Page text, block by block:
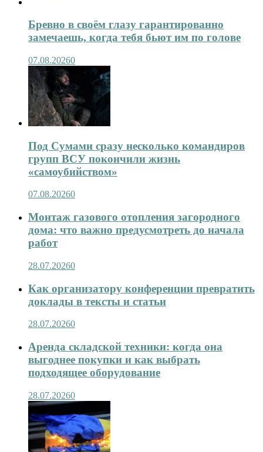
Бревно в своём глазу гарантированно
замечаешь, когда тебя бьют им по голове
07.08.20260
Под Сумами сразу несколько командиров
групп ВСУ покончили жизнь
«самоубийством»
07.08.20260
Монтаж газового отопления загородного
дома: что важно предусмотреть до начала
работ
28.07.20260
Как организатору конференции превратить
доклады в тексты и статьи
28.07.20260
Аренда складской техники: когда она
выгоднее покупки и как выбрать
подходящее оборудование
28.07.20260